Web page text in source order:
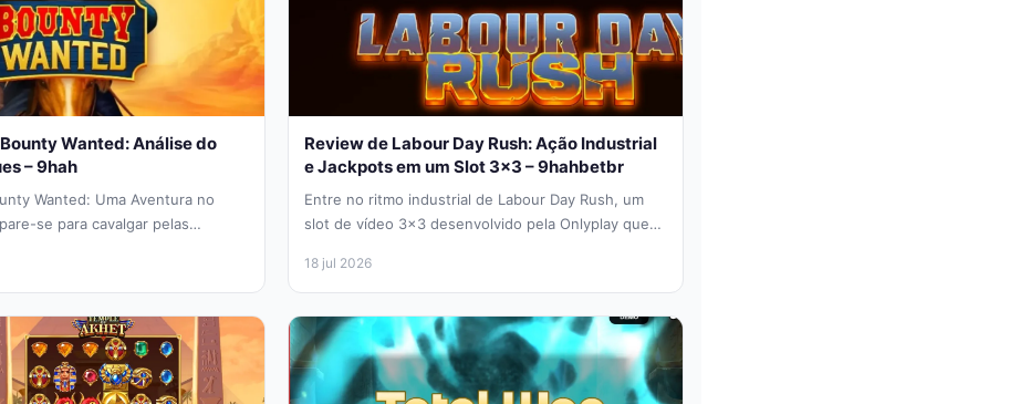
Wanted: Análise do
– 9hah
Wanted: Uma Aventura no
se para cavalgar pelas
Review de Labour Day Rush: Ação Industrial
e Jackpots em um Slot 3×3 – 9hahbetbr
Entre no ritmo industrial de Labour Day Rush, um
slot de vídeo 3×3 desenvolvido pela Onlyplay que
18 jul 2026